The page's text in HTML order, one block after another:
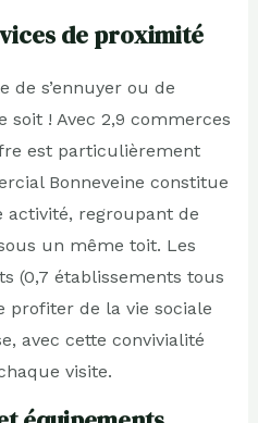
de proximité
de s’ennuyer ou de
! Avec 2,9 commerces
est particulièrement
Bonneveine constitue
regroupant de
un même toit. Les
(0,7 établissements tous
profiter de la vie sociale
avec cette convivialité
visite.